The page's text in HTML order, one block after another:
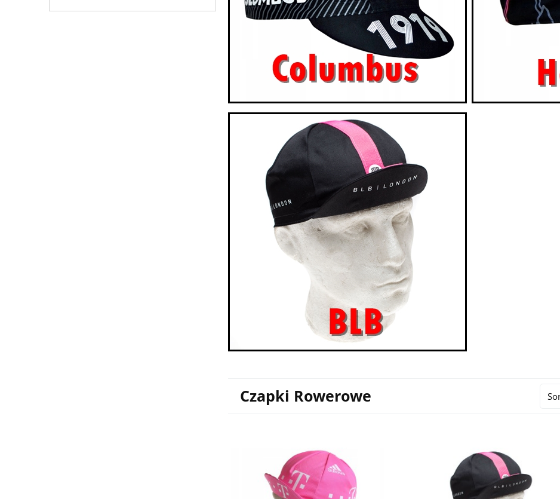
Czapki Rowerowe